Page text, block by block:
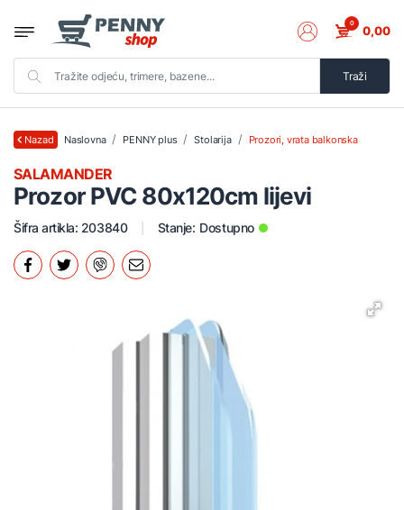
Traži
0 0,00
Nazad Naslovna PENNY plus Stolarija Prozori, vrata balkonska
Prozor PVC 80x120cm lijevi
SALAMANDER
Šifra artikla: 203840 Stanje: Dostupno